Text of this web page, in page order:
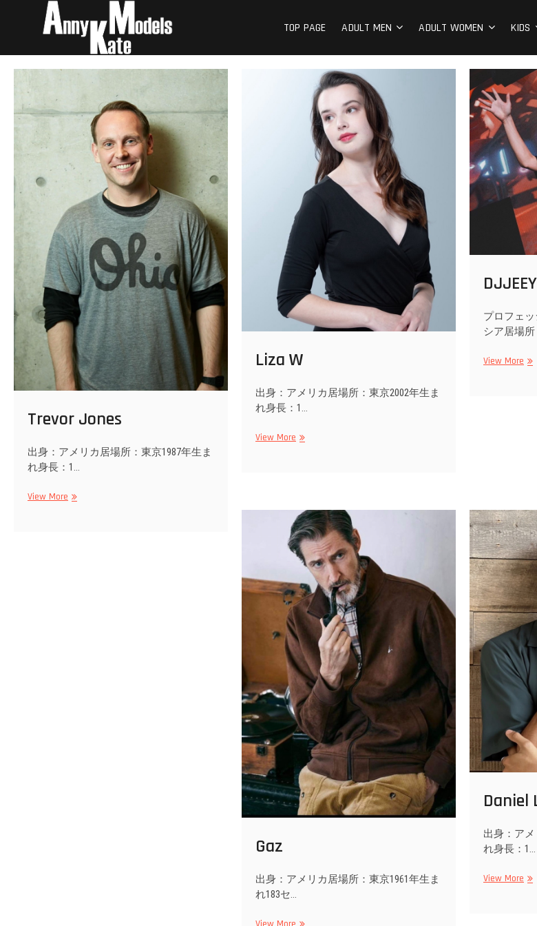
外国人モデル | AnnyKate Models
TOP PAGE ADULT MEN ADULT WOMEN KIDS
Trevor Jones
出身：アメリカ居場所：東京1987年生ま
れ身長：1…
View More Trevor
Liza W
出身：アメリカ居場所：東京2002年生ま
れ身長：1…
View More Liza
DJJEEY
プロフェッ
シア居場
View More
Gaz
出身：アメリカ居場所：東京1961年生ま
れ183セ…
Gaz
Daniel
出身：アメ
れ身長：1…
View More